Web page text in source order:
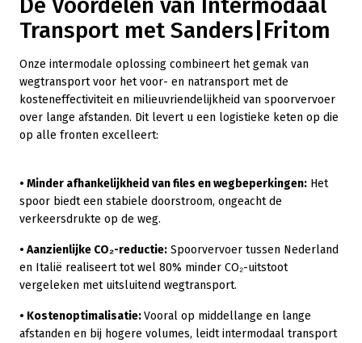
Transport met Sanders|Fritom
Onze intermodale oplossing combineert het gemak van
wegtransport voor het voor- en natransport met de
kosteneffectiviteit en milieuvriendelijkheid van spoorvervoer
over lange afstanden. Dit levert u een logistieke keten op die
op alle fronten excelleert:
• Minder afhankelijkheid van files en wegbeperkingen: Het
spoor biedt een stabiele doorstroom, ongeacht de
verkeersdrukte op de weg.
• Aanzienlijke CO₂-reductie: Spoorvervoer tussen Nederland
en Italië realiseert tot wel 80% minder CO₂-uitstoot
vergeleken met uitsluitend wegtransport.
• Kostenoptimalisatie:Vooral op middellange en lange
afstanden en bij hogere volumes, leidt intermodaal transport